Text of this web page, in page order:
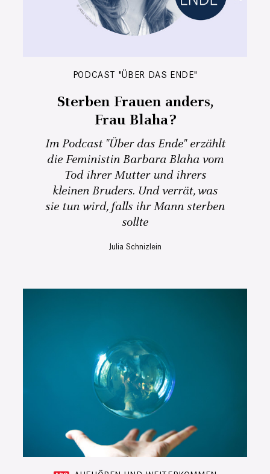
PODCAST "ÜBER DAS ENDE"
Sterben Frauen anders,
Frau Blaha?
Im Podcast "Über das Ende" erzählt
die Feministin Barbara Blaha vom
Tod ihrer Mutter und ihrers
kleinen Bruders. Und verrät, was
sie tun wird, falls ihr Mann sterben
sollte
Julia Schnizlein